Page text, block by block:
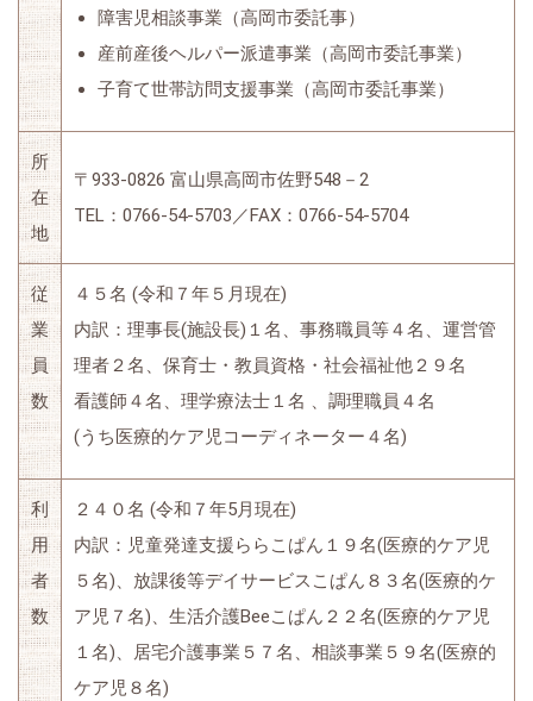
障害児相談事業（⾼岡市委託事）
産前産後ヘルパー派遣事業（⾼岡市委託事業）
⼦育て世帯訪問⽀援事業（⾼岡市委託事業）
所
在
地
〒933-0826 富山県高岡市佐野548－2
TEL：0766-54-5703／FAX：0766-54-5704
従
業
員
数
４５名 (令和７年５月現在)
内訳：理事長(施設長)１名、事務職員等４名、運営管
理者２名、保育士・教員資格・社会福祉他２９名
看護師４名、理学療法士１名 、調理職員４名
(うち医療的ケア児コーディネーター４名)
利
用
者
数
２４０名 (令和７年5月現在)
内訳：児童発達支援ららこぱん１９名(医療的ケア児
５名)、放課後等デイサービスこぱん８３名(医療的ケ
ア児７名)、 生活介護Beeこぱん２２名(医療的ケア児
１名)、 居宅介護事業５７名、相談事業５９名(医療的
ケア児８名)